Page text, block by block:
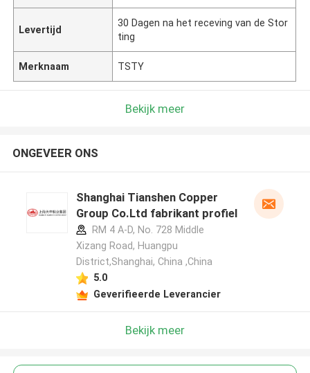
Levertijd
30 Dagen na het receving van de Stor
ting
Merknaam TSTY
Bekijk meer
ONGEVEER ONS
Shanghai Tianshen Copper
Group Co.Ltd fabrikant profiel
RM 4 A-D, No. 728 Middle
Xizang Road, Huangpu
District,Shanghai, China ,China
5.0
Geverifieerde Leverancier
Bekijk meer